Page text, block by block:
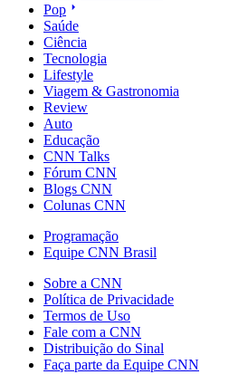
Pop
Saúde
Ciência
Tecnologia
Lifestyle
Viagem & Gastronomia
Review
Auto
Educação
CNN Talks
Fórum CNN
Blogs CNN
Colunas CNN
Programação
Equipe CNN Brasil
Sobre a CNN
Política de Privacidade
Termos de Uso
Fale com a CNN
Distribuição do Sinal
Faça parte da Equipe CNN